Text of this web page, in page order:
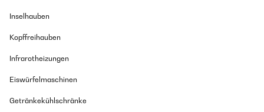
Inselhauben
Kopffreihauben
Infrarotheizungen
Eiswürfelmaschinen
Getränkekühlschränke